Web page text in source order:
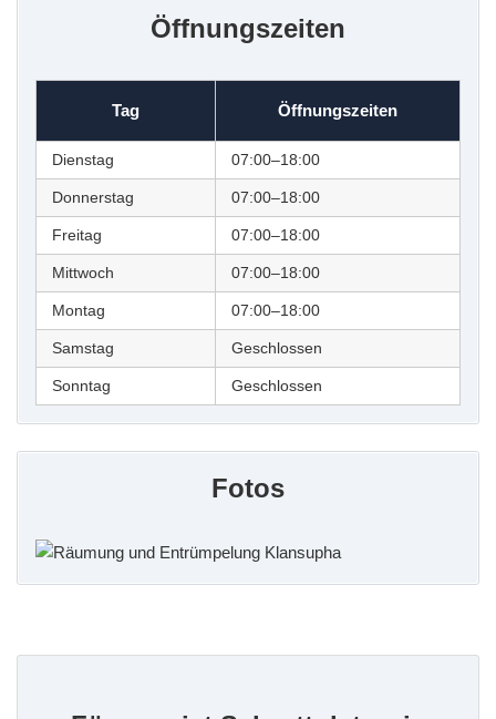
Öffnungszeiten
Tag Öffnungszeiten
Dienstag 07:00–18:00
Donnerstag 07:00–18:00
Freitag 07:00–18:00
Mittwoch 07:00–18:00
Montag 07:00–18:00
Samstag Geschlossen
Sonntag Geschlossen
Fotos